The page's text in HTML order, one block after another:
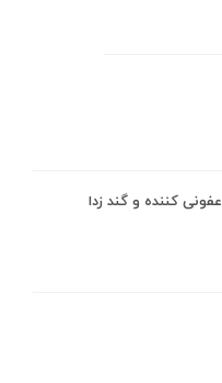
کننده و گند زدا